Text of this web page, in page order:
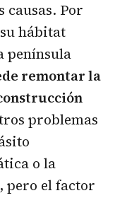
causas. Por
hábitat
península
remontar la
problemas
o la
pero el factor